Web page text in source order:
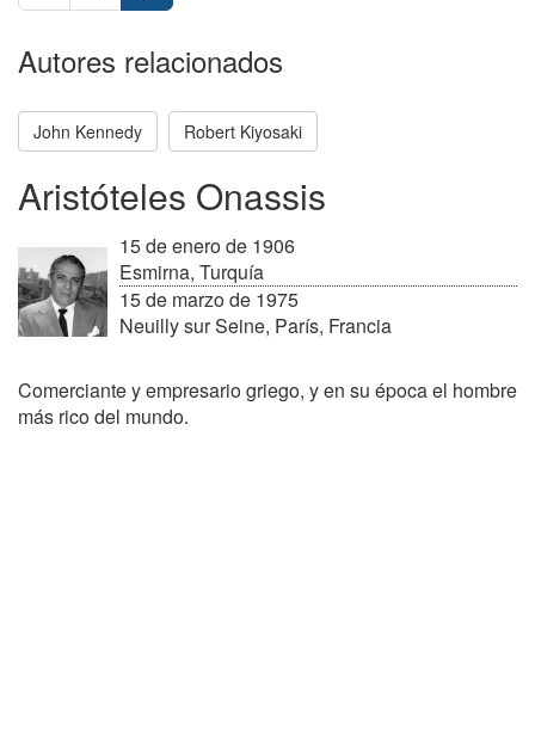
Autores relacionados
John Kennedy Robert Kiyosaki
Aristóteles Onassis
15 de enero de 1906
Esmirna, Turquía
15 de marzo de 1975
Neuilly sur Seine, París, Francia
Comerciante y empresario griego, y en su época el hombre
más rico del mundo.